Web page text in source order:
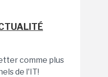
comme plus
de l'IT!